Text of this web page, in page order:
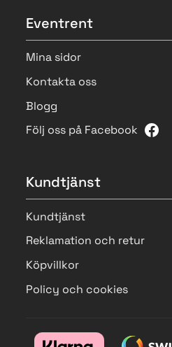
Eventrent
Mina sidor
Kontakta oss
Blogg
Följ oss på Facebook
Kundtjänst
Kundtjänst
Reklamation och retur
Köpvillkor
Policy och cookies